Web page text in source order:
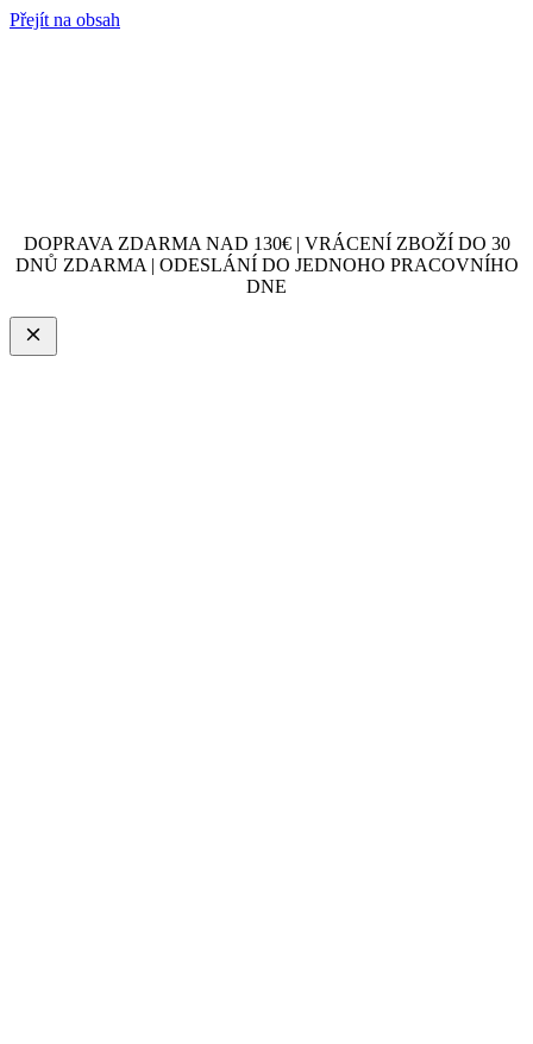
Přejít na obsah
DOPRAVA ZDARMA NAD 130€ | VRÁCENÍ ZBOŽÍ DO 30
DNŮ ZDARMA | ODESLÁNÍ DO JEDNOHO PRACOVNÍHO
DNE